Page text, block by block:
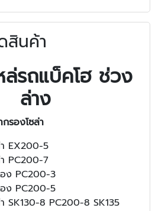
สินค้า
ล่รถแบ็คโฮ ช่วง
ล่าง
รองโซล่า
EX200-5
PC200-7
ง PC200-3
ง PC200-5
SK130-8 PC200-8 SK135